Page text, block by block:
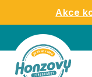
obsah
Akce